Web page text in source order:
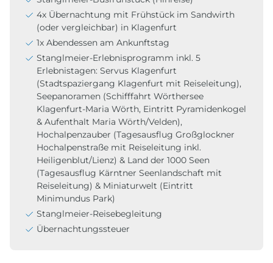
4x Übernachtung mit Frühstück im Sandwirth
(oder vergleichbar) in Klagenfurt
1x Abendessen am Ankunftstag
Stanglmeier-Erlebnisprogramm inkl. 5
Erlebnistagen: Servus Klagenfurt
(Stadtspaziergang Klagenfurt mit Reiseleitung),
Seepanoramen (Schifffahrt Wörthersee
Klagenfurt-Maria Wörth, Eintritt Pyramidenkogel
& Aufenthalt Maria Wörth/Velden),
Hochalpenzauber (Tagesausflug Großglockner
Hochalpenstraße mit Reiseleitung inkl.
Heiligenblut/Lienz) & Land der 1000 Seen
(Tagesausflug Kärntner Seenlandschaft mit
Reiseleitung) & Miniaturwelt (Eintritt
Minimundus Park)
Stanglmeier-Reisebegleitung
Übernachtungssteuer